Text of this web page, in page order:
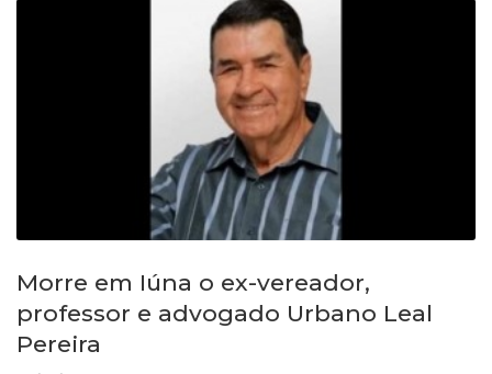
Morre em Iúna o ex-vereador,
professor e advogado Urbano Leal
Pereira